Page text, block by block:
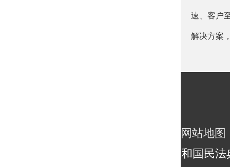
速、客户
解决方案
网站地图
和国民法